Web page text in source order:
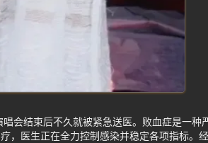
会结束后不久就被紧急送医。败血症是一种
，医生正在全力控制感染并稳定各项指标。